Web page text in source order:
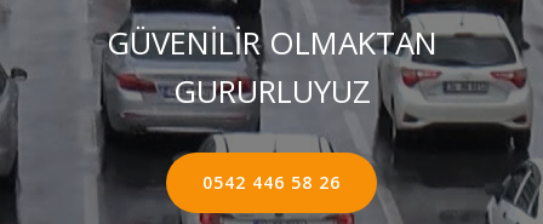
GÜVENİLİR OLMAKTAN
GURURLUYUZ
0542 446 58 26